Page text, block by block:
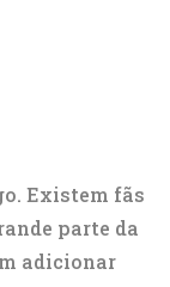
Existem fãs
parte da
adicionar